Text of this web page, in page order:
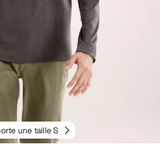
une taille S